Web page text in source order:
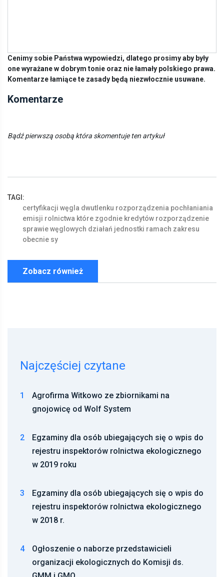
Cenimy sobie Państwa wypowiedzi, dlatego prosimy aby były
one wyrażane w dobrym tonie oraz nie łamały polskiego prawa.
Komentarze łamiące te zasady będą niezwłocznie usuwane.
Komentarze
Bądź pierwszą osobą która skomentuje ten artykuł
TAGI:
certyfikacji węgla dwutlenku rozporządzenia pochłaniania
emisji rolnictwa które zgodnie kredytów rozporządzenie
sprawiewęglowych działań jednostki ramach zakresu
obecnie sy
Zobacz również
Najczęściej czytane
1
Agrofirma Witkowo ze zbiornikami na
gnojowicę od Wolf System
2
Egzaminy dla osób ubiegających się o wpis do
rejestru inspektorów rolnictwa ekologicznego
w 2019 roku
3
Egzaminy dla osób ubiegających się o wpis do
rejestru inspektorów rolnictwa ekologicznego
w 2018 r.
4
Ogłoszenie o naborze przedstawicieli
organizacji ekologicznych do Komisji ds.